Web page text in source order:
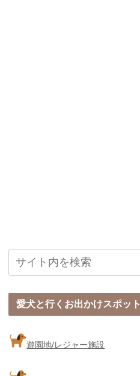
愛犬と行くお出かけスポット
遊園地/レジャー施設